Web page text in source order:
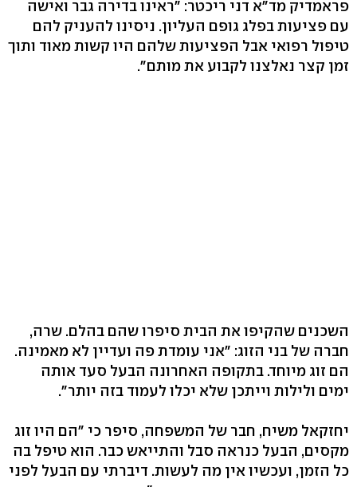
פראמדיק מד"א דני ריכטר: "ראינו בדירה גבר ואישה
עם פציעות בפלג גופם העליון. ניסינו להעניק להם
טיפול רפואי אבל הפציעות שלהם היו קשות מאוד ותוך
זמן קצר נאלצנו לקבוע את מותם".
השכנים שהקיפו את הבית סיפרו שהם בהלם. שרה,
חברה של בני הזוג: "אני עומדת פה ועדיין לא מאמינה.
הם זוג מיוחד. בתקופה האחרונה הבעל סעד אותה
ימים ולילות וייתכן שלא יכלו לעמוד בזה יותר".
יחזקאל משיח, חבר של המשפחה, סיפר כי "הם היו זוג
מקסים, הבעל כנראה סבל והתייאש כבר. הוא טיפל בה
כל הזמן, ועכשיו אין מה לעשות. דיברתי עם הבעל לפני